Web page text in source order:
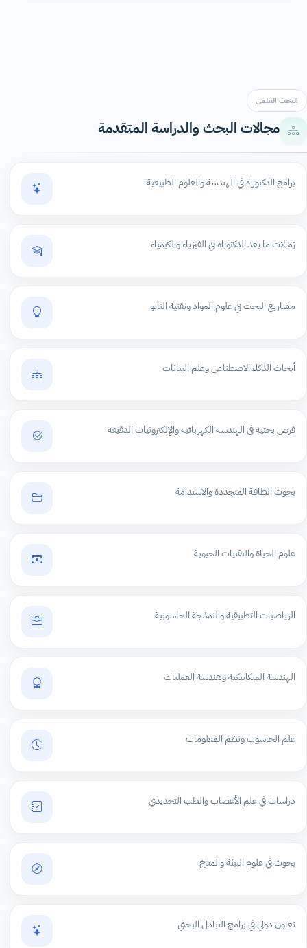
البحث العلمي
مجالات البحث والدراسة المتقدمة
برامج الدكتوراه في الهندسة والعلوم الطبيعية
زمالات ما بعد الدكتوراه في الفيزياء والكيمياء
مشاريع البحث في علوم المواد وتقنية النانو
أبحاث الذكاء الاصطناعي وعلم البيانات
فرص بحثية في الهندسة الكهربائية والإلكترونيات الدقيقة
بحوث الطاقة المتجددة والاستدامة
علوم الحياة والتقنيات الحيوية
الرياضيات التطبيقية والنمذجة الحاسوبية
الهندسة الميكانيكية وهندسة العمليات
علم الحاسوب ونظم المعلومات
دراسات في علم الأعصاب والطب التجديدي
بحوث في علوم البيئة والمناخ
تعاون دولي في برامج التبادل البحثي